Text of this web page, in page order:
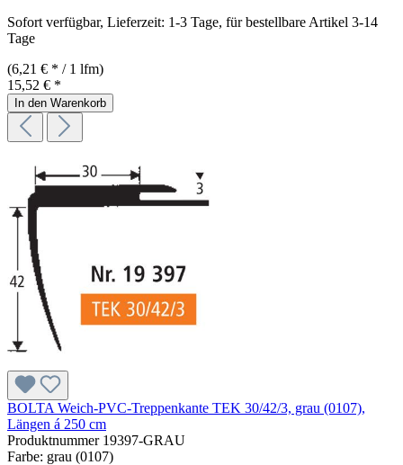
Sofort verfügbar, Lieferzeit: 1-3 Tage, für bestellbare Artikel 3-14
Tage
(6,21 € * / 1 lfm)
15,52 € *
In den Warenkorb
BOLTA Weich-PVC-Treppenkante TEK 30/42/3, grau (0107),
Längen á 250 cm
Produktnummer 19397-GRAU
Farbe: grau (0107)